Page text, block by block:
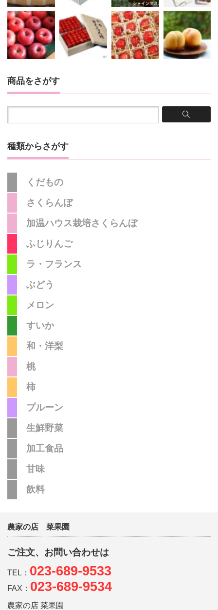
商品をさがす
種類からさがす
くだもの
さくらんぼ
加温ハウス栽培さくらんぼ
ふじりんご
ラ・フランス
ぶどう
メロン
すいか
和・洋梨
桃
柿
プルーン
生鮮野菜
加工食品
甘味
飲料
農家の店 菜果園
ご注文、お問い合わせは
TEL： 023-689-9533
FAX： 023-689-9534
農家の店 菜果園